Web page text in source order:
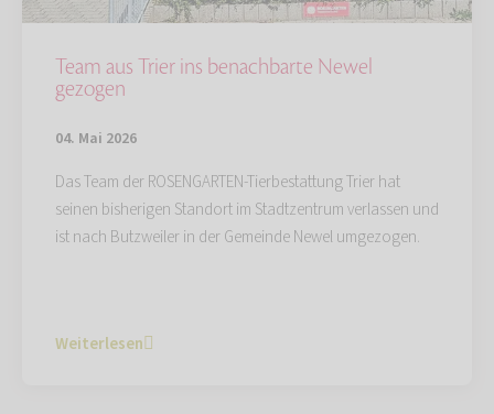
Team aus Trier ins benachbarte Newel
gezogen
04. Mai 2026
Das Team der ROSENGARTEN-Tierbestattung Trier hat
seinen bisherigen Standort im Stadtzentrum verlassen und
ist nach Butzweiler in der Gemeinde Newel umgezogen.
Weiterlesen